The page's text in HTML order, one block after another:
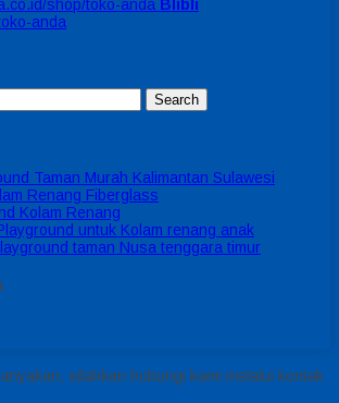
shop/toko-anda Blibli
anda
Taman Murah Kalimantan Sulawesi
Renang Fiberglass
Kolam Renang
untuk Kolam renang anak
taman Nusa tenggara timur
silahkan hubungi kami melalui kontak